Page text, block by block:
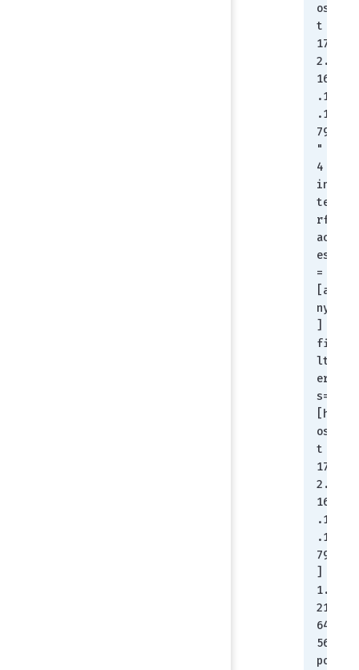
os
t
17
2.
16
.1
.1
79
"
4
in
te
rf
ac
es
=
[a
ny
]
fi
lt
er
s=
[h
os
t
17
2.
16
.1
.1
79
]
1.
21
64
56
po